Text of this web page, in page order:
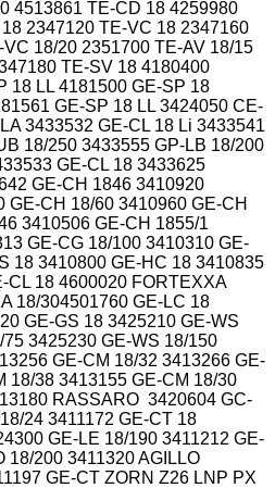
4513861 TE-CD 18 4259980
2347120 TE-VC 18 2347160
18/20 2351700 TE-AV 18/15
TE-SV 18 4180400
18 LL 4181500 GE-SP 18
GE-SP 18 LL 3424050 CE-
3433532 GE-CL 18 Li 3433541
18/250 3433555 GP-LB 18/200
GE-CL 18 3433625
GE-CH 1846 3410920
CH 18/60 3410960 GE-CH
3410506 GE-CH 1855/1
GE-CG 18/100 3410310 GE-
18 3410800 GE-HC 18 3410835
CL 18 4600020 FORTEXXA
18/304501760 GE-LC 18
GE-GS 18 3425210 GE-WS
3425230 GE-WS 18/150
GE-CM 18/32 3413266 GE-
18/38 3413155 GE-CM 18/30
RASSARO 3420604 GC-
24 3411172 GE-CT 18
GE-LE 18/190 3411212 GE-
18/200 3411320 AGILLO
GE-CT ZORN Z26 LNP PX